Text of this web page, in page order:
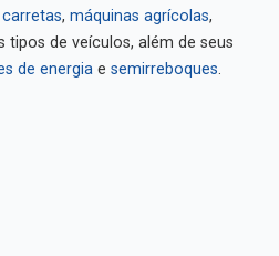
carretas, máquinas agrícolas,
tipos de veículos, além de seus
de energia e semirreboques.